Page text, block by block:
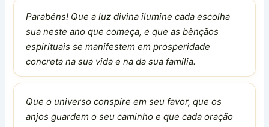
Parabéns! Que a luz divina ilumine cada escolha
sua neste ano que começa, e que as bênçãos
espirituais se manifestem em prosperidade
concreta na sua vida e na da sua família.
Que o universo conspire em seu favor, que os
anjos guardem o seu caminho e que cada oração